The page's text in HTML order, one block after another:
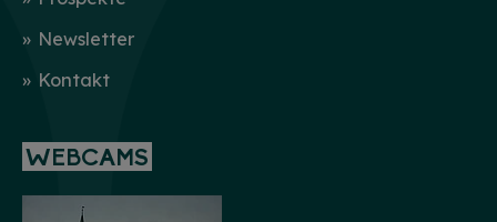
Newsletter
Kontakt
WEBCAMS